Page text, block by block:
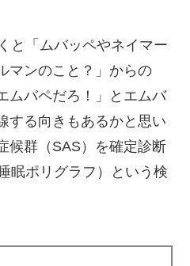
と「ムバッペやネイマー
マンのこと？」からの
ムバペだろ！」とエムバ
する向きもあるかと思い
候群（SAS）を確定診断
眠ポリグラフ）という検